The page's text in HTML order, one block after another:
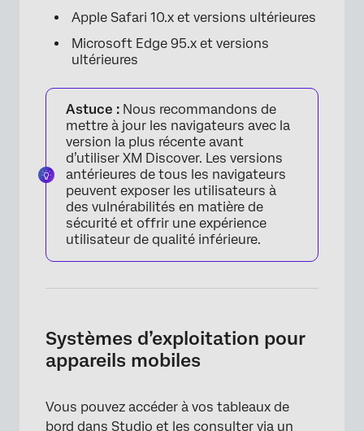
Apple Safari 10.x et versions ultérieures
Microsoft Edge 95.x et versions
ultérieures
Astuce : Nous recommandons de
mettre à jour les navigateurs avec la
version la plus récente avant
d’utiliser XM Discover. Les versions
antérieures de tous les navigateurs
peuvent exposer les utilisateurs à
des vulnérabilités en matière de
sécurité et offrir une expérience
utilisateur de qualité inférieure.
Systèmes d’exploitation pour
appareils mobiles
Vous pouvez accéder à vos tableaux de
bord dans Studio et les consulter via un